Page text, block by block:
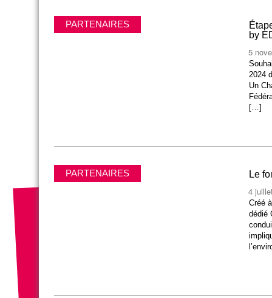
PARTENAIRES
by
5
2024
Un
[…]
PARTENAIRES Le
4
Créé
dédié